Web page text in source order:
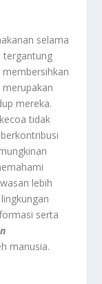
selama
tergantung
mereka.
tidak
lebih
serta
manusia.